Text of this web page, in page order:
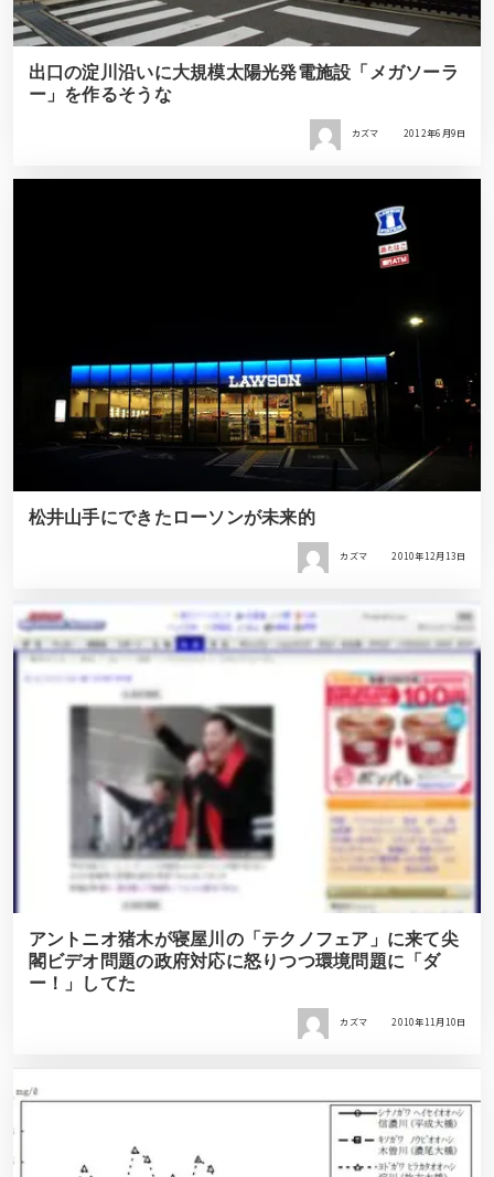
出口の淀川沿いに大規模太陽光発電施設「メガソーラ
ー」を作るそうな
カズマ 2012年6月9日
松井山手にできたローソンが未来的
カズマ 2010年12月13日
アントニオ猪木が寝屋川の「テクノフェア」に来て尖
閣ビデオ問題の政府対応に怒りつつ環境問題に「ダ
ー！」してた
カズマ 2010年11月10日